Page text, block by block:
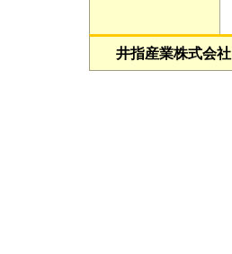
井指産業株式会社